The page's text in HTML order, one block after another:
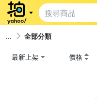
全部分類
最新上架 價格